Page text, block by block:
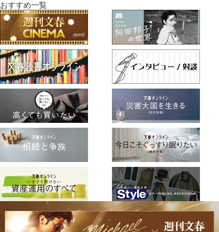
おすすめ一覧